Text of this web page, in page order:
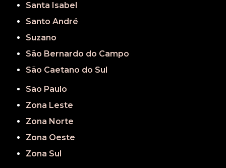
Santa Isabel
Santo André
Suzano
São Bernardo do Campo
São Caetano do Sul
São Paulo
Zona Leste
Zona Norte
Zona Oeste
Zona Sul